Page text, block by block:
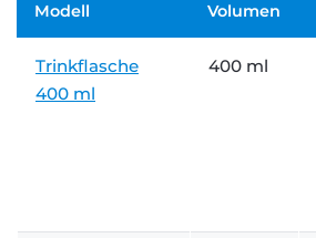
Modell Volumen
Trinkflasche
400 ml
400 ml